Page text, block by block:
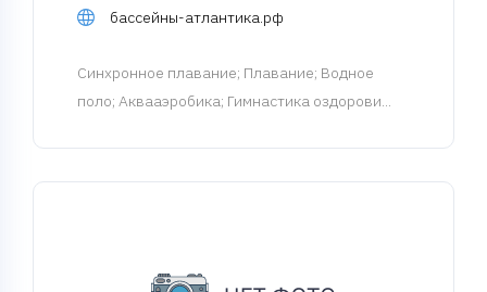
бассейны-атлантика.рф
Синхронное плавание; Плавание; Водное
поло; Аквааэробика; Гимнастика оздорови...